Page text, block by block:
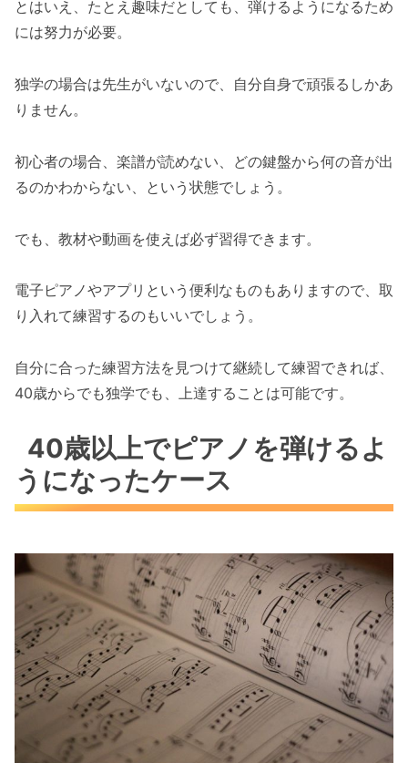
とはいえ、たとえ趣味だとしても、弾けるようになるため
には努力が必要。
独学の場合は先生がいないので、自分自身で頑張るしかあ
りません。
初心者の場合、楽譜が読めない、どの鍵盤から何の音が出
るのかわからない、という状態でしょう。
でも、教材や動画を使えば必ず習得できます。
電子ピアノやアプリという便利なものもありますので、取
り入れて練習するのもいいでしょう。
自分に合った練習方法を見つけて継続して練習できれば、
40歳からでも独学でも、上達することは可能です。
40歳以上でピアノを弾けるよ
うになったケース